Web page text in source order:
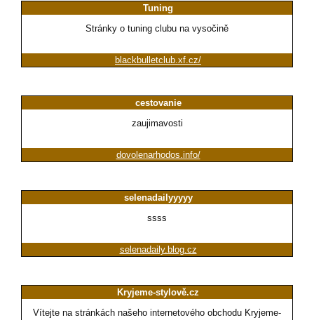
Tuning
Stránky o tuning clubu na vysočině
blackbulletclub.xf.cz/
cestovanie
zaujimavosti
dovolenarhodos.info/
selenadailyyyyy
ssss
selenadaily.blog.cz
Kryjeme-stylově.cz
Vítejte na stránkách našeho internetového obchodu Kryjeme-